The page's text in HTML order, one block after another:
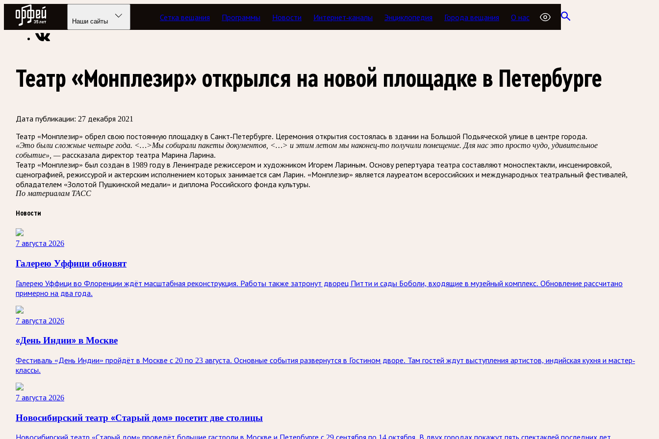
Радио Орфей
Наши сайты Сетка вещания Программы Новости Интернет-каналы Энциклопедия Города вещания О нас
Радио классической музыки «Орфей» Новости
Театр «Монплезир» открылся на новой площадке в Петербурге
Дата публикации: 27 декабря 2021
Театр «Монплезир» обрел свою постоянную площадку в Санкт-Петербурге. Церемония открытия состоялась в здании на Большой Подьяческой улице в центре города.
«Это были сложные четыре года. <…>Мы собирали пакеты документов, <…> и этим летом мы наконец-то получили помещение. Для нас это просто чудо, удивительное
событие», —рассказала директор театра Марина Ларина.
Театр «Монплезир» был создан в 1989 году в Ленинграде режиссером и художником Игорем Лариным. Основу репертуара театра составляют моноспектакли, инсценировкой,
сценографией, режиссурой и актерским исполнением которых занимается сам Ларин. «Монплезир» является лауреатом всероссийских и международных театральный фестивалей,
обладателем «Золотой Пушкинской медали» и диплома Российского фонда культуры.
По материалам ТАСС
Новости
7 августа 2026
Галерею Уффици обновят
Галерею Уффици во Флоренции ждёт масштабная реконструкция. Работы также затронут дворец Питти и сады Боболи, входящие в музейный комплекс. Обновление рассчитано
примерно на два года.
7 августа 2026
«День Индии» в Москве
Фестиваль «День Индии» пройдёт в Москве с 20 по 23 августа. Основные события развернутся в Гостином дворе. Там гостей ждут выступления артистов, индийская кухня и мастер-
классы.
7 августа 2026
Новосибирский театр «Старый дом» посетит две столицы